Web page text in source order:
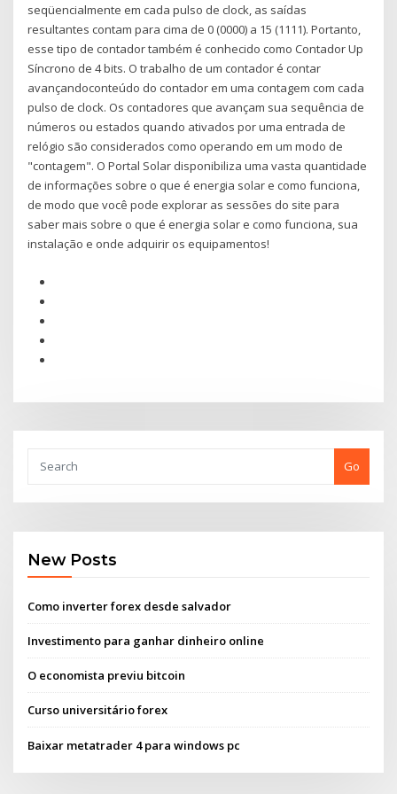
seqüencialmente em cada pulso de clock, as saídas
resultantes contam para cima de 0 (0000) a 15 (1111). Portanto,
esse tipo de contador também é conhecido como Contador Up
Síncrono de 4 bits. O trabalho de um contador é contar
avançandoconteúdo do contador em uma contagem com cada
pulso de clock. Os contadores que avançam sua sequência de
números ou estados quando ativados por uma entrada de
relógio são considerados como operando em um modo de
"contagem". O Portal Solar disponibiliza uma vasta quantidade
de informações sobre o que é energia solar e como funciona,
de modo que você pode explorar as sessões do site para
saber mais sobre o que é energia solar e como funciona, sua
instalação e onde adquirir os equipamentos!
Go
New Posts
Como inverter forex desde salvador
Investimento para ganhar dinheiro online
O economista previu bitcoin
Curso universitário forex
Baixar metatrader 4 para windows pc